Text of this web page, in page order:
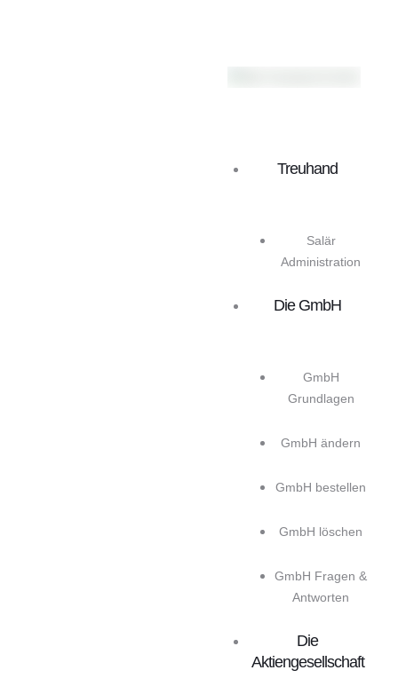
Treuhand
Salär
Administration
Die GmbH
GmbH
Grundlagen
GmbH ändern
GmbH bestellen
GmbH löschen
GmbH Fragen &
Antworten
Die
Aktiengesellschaft